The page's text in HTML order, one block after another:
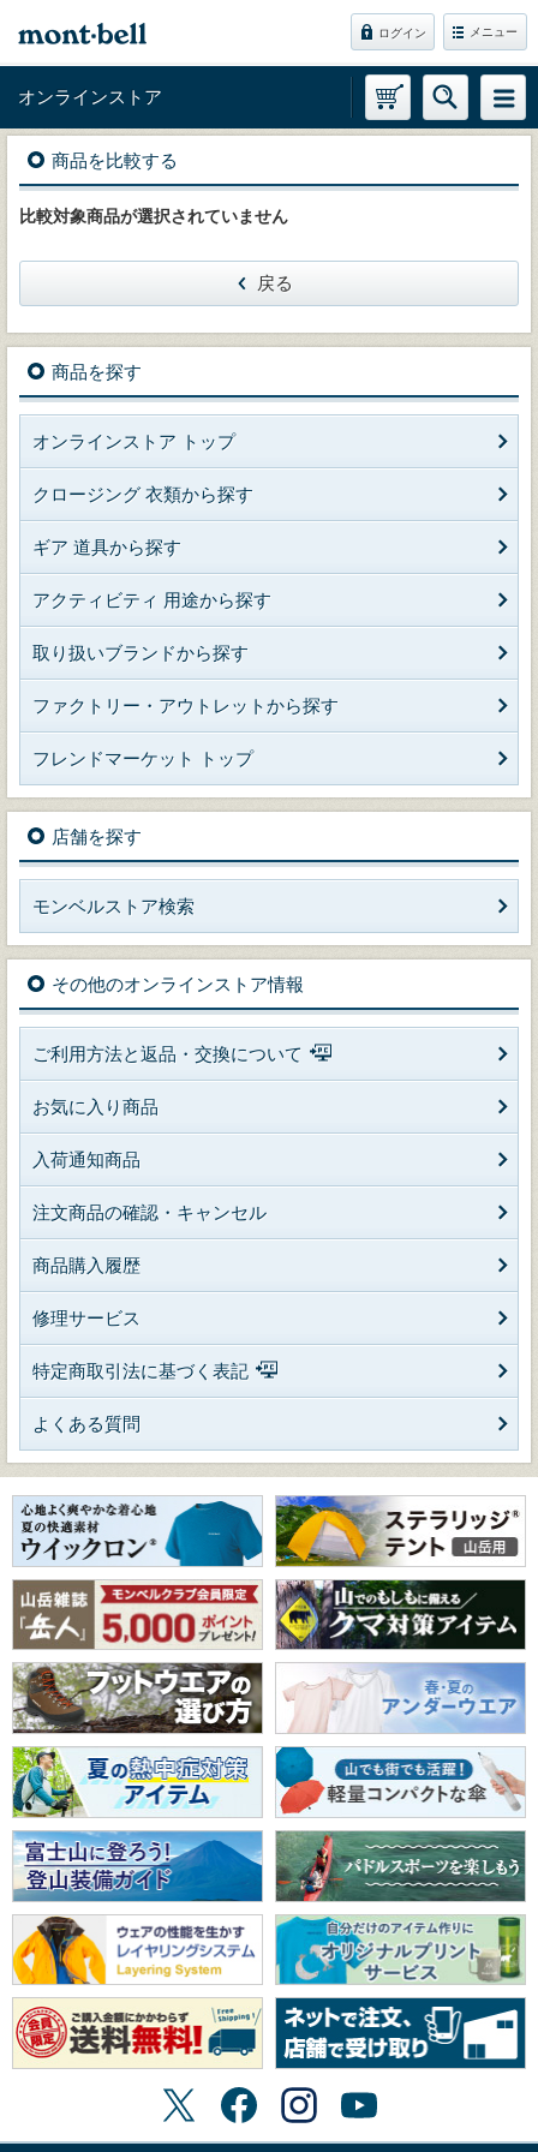
ログイン メニュー
オンラインストア
商品を比較する
比較対象商品が選択されていません
戻る
商品を探す
オンラインストア トップ
クロージング 衣類から探す
ギア 道具から探す
アクティビティ 用途から探す
取り扱いブランドから探す
ファクトリー・アウトレットから探す
フレンドマーケット トップ
店舗を探す
モンベルストア検索
その他のオンラインストア情報
ご利用方法と返品・交換について
お気に入り商品
入荷通知商品
注文商品の確認・キャンセル
商品購入履歴
修理サービス
特定商取引法に基づく表記
よくある質問